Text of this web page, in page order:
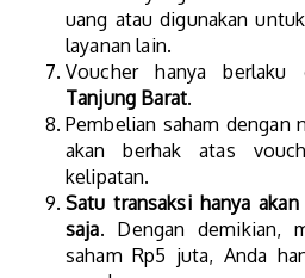
uang atau digunakan
layanan lain.
Voucher hanya berlaku
Tanjung Barat.
Pembelian saham dengan
akan berhak atas
kelipatan.
Satu transaksi hanya
saja. Dengan demikian,
saham Rp5 juta, Anda